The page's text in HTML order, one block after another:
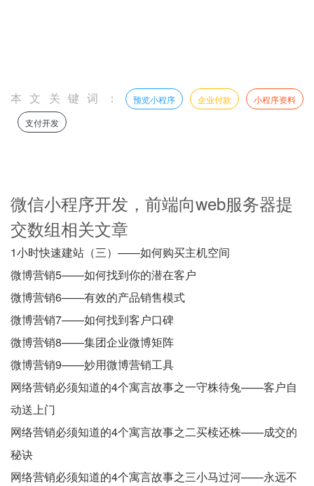
本文关键词： 预览小程序 企业付款
小程序资料
支付开发
微信小程序开发，前端向web服务器提
交数组相关文章
1小时快速建站（三）——如何购买主机空间
微博营销5——如何找到你的潜在客户
微博营销6——有效的产品销售模式
微博营销7——如何找到客户口碑
微博营销8——集团企业微博矩阵
微博营销9——妙用微博营销工具
网络营销必须知道的4个寓言故事之一守株待兔——客户自
动送上门
网络营销必须知道的4个寓言故事之二买椟还株——成交的
秘诀
网络营销必须知道的4个寓言故事之三小马过河——永远不